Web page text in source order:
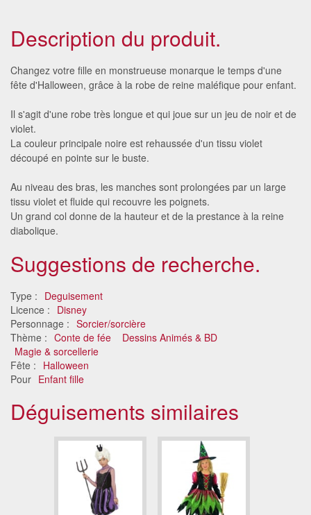
Description du produit.
Changez votre fille en monstrueuse monarque le temps d'une
fête d'Halloween, grâce à la robe de reine maléfique pour enfant.
Il s'agit d'une robe très longue et qui joue sur un jeu de noir et de
violet.
La couleur principale noire est rehaussée d'un tissu violet
découpé en pointe sur le buste.
Au niveau des bras, les manches sont prolongées par un large
tissu violet et fluide qui recouvre les poignets.
Un grand col donne de la hauteur et de la prestance à la reine
diabolique.
Suggestions de recherche.
Type : Deguisement
Licence : Disney
Personnage : Sorcier/sorcière
Thème : Conte de fée
Dessins Animés & BD
Magie & sorcellerie
Fête : Halloween
Pour Enfant fille
Déguisements similaires